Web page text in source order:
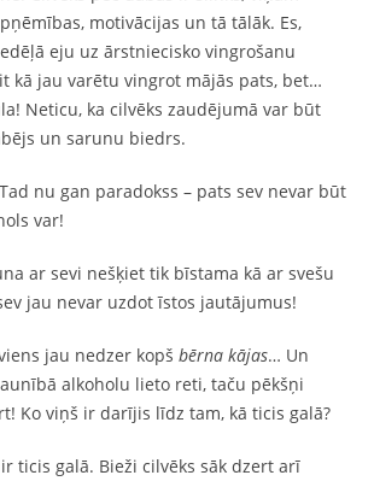
motivācijas un tā tālāk. Es,
eju uz ārstniecisko vingrošanu
kā jau varētu vingrot mājās pats, bet…
Neticu, ka cilvēks zaudējumā var būt
un sarunu biedrs.
nu gan paradokss – pats sev nevar būt
var!
ar sevi nešķiet tik bīstama kā ar svešu
jau nevar uzdot īstos jautājumus!
jau nedzer kopš bērna kājas… Un
alkoholu lieto reti, taču pēkšņi
Ko viņš ir darījis līdz tam, kā ticis galā?
ticis galā. Bieži cilvēks sāk dzert arī